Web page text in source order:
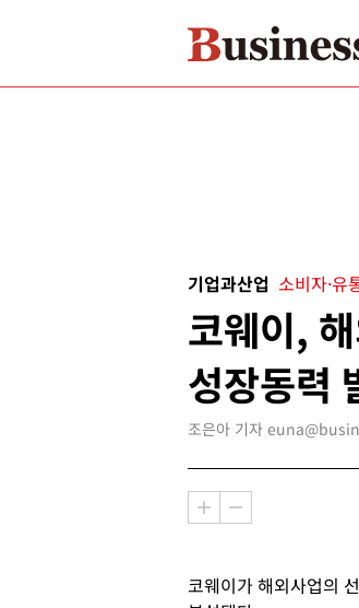
기업과산업 소비자·유
코웨이,
성장동력
조은아 기자
코웨이가 해외사업의